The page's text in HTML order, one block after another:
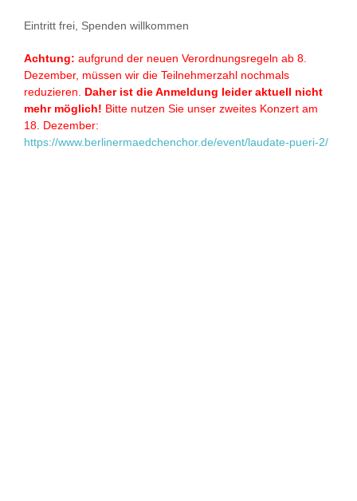
Eintritt frei, Spenden willkommen
Achtung: aufgrund der neuen Verordnungsregeln ab 8.
Dezember, müssen wir die Teilnehmerzahl nochmals
reduzieren. Daher ist die Anmeldung leider aktuell nicht
mehr möglich! Bitte nutzen Sie unser zweites Konzert am
18. Dezember:
https://www.berlinermaedchenchor.de/event/laudate-pueri-2/